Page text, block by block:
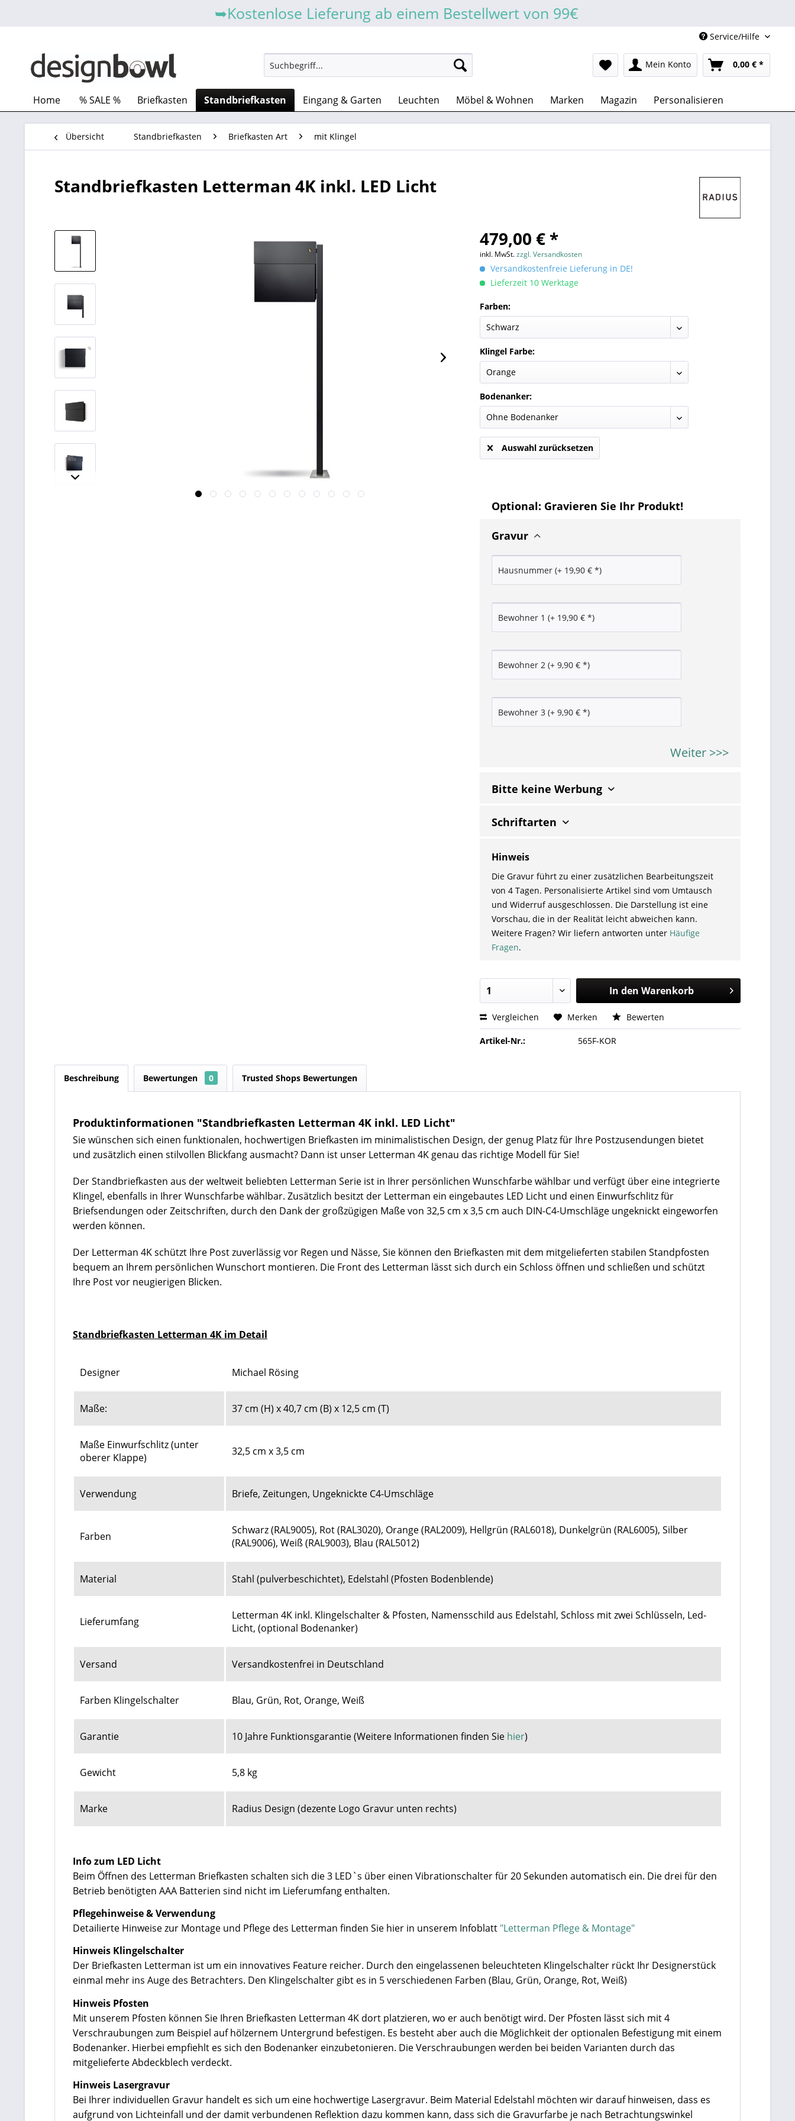
➥Kostenlose Lieferung ab einem Bestellwert von 99€
Service/Hilfe
Mein Konto 0,00 € *
Home % SALE % Briefkasten Standbriefkasten Eingang & Garten Leuchten Möbel & Wohnen Marken Magazin Personalisieren
Übersicht Standbriefkasten Briefkasten Art mit Klingel
Standbriefkasten Letterman 4K inkl. LED Licht
479,00 € *
inkl. MwSt.zzgl. Versandkosten
Versandkostenfreie Lieferung in DE!
Lieferzeit 10 Werktage
Farben:
Klingel Farbe:
Bodenanker:
Auswahl zurücksetzen
Optional: Gravieren Sie Ihr Produkt!
Gravur
Weiter >>>
Bitte keine Werbung
Schriftarten
Hinweis
Die Gravur führt zu einer zusätzlichen Bearbeitungszeit
von 4 Tagen. Personalisierte Artikel sind vom Umtausch
und Widerruf ausgeschlossen. Die Darstellung ist eine
Vorschau, die in der Realität leicht abweichen kann.
Weitere Fragen? Wir liefern antworten unter Häufige
Fragen.
In den Warenkorb
Vergleichen Merken Bewerten
Artikel-Nr.: 565F-KOR
Beschreibung Bewertungen 0 Trusted Shops Bewertungen
Produktinformationen "Standbriefkasten Letterman 4K inkl. LED Licht"
Sie wünschen sich einen funktionalen, hochwertigen Briefkasten im minimalistischen Design, der genug Platz für Ihre Postzusendungen bietet
und zusätzlich einen stilvollen Blickfang ausmacht? Dann ist unser Letterman 4K genau das richtige Modell für Sie!
Der Standbriefkasten aus der weltweit beliebten Letterman Serie ist in Ihrer persönlichen Wunschfarbe wählbar und verfügt über eine integrierte
Klingel, ebenfalls in Ihrer Wunschfarbe wählbar. Zusätzlich besitzt der Letterman ein eingebautes LED Licht und einen Einwurfschlitz für
Briefsendungen oder Zeitschriften, durch den Dank der großzügigen Maße von 32,5 cm x 3,5 cm auch DIN-C4-Umschläge ungeknickt eingeworfen
werden können.
Der Letterman 4K schützt Ihre Post zuverlässig vor Regen und Nässe, Sie können den Briefkasten mit dem mitgelieferten stabilen Standpfosten
bequem an Ihrem persönlichen Wunschort montieren. Die Front des Letterman lässt sich durch ein Schloss öffnen und schließen und schützt
Ihre Post vor neugierigen Blicken.
Standbriefkasten Letterman 4K im Detail
Designer Michael Rösing
Maße: 37 cm (H) x 40,7 cm (B) x 12,5 cm (T)
Maße Einwurfschlitz (unter
oberer Klappe)
32,5 cm x 3,5 cm
Verwendung Briefe, Zeitungen, Ungeknickte C4-Umschläge
Farben
Schwarz (RAL9005), Rot (RAL3020), Orange (RAL2009), Hellgrün (RAL6018), Dunkelgrün (RAL6005), Silber
(RAL9006), Weiß (RAL9003), Blau (RAL5012)
Material Stahl (pulverbeschichtet), Edelstahl (Pfosten Bodenblende)
Lieferumfang
Letterman 4K inkl. Klingelschalter & Pfosten, Namensschild aus Edelstahl, Schloss mit zwei Schlüsseln, Led-
Licht, (optional Bodenanker)
Versand Versandkostenfrei in Deutschland
Farben Klingelschalter Blau, Grün, Rot, Orange, Weiß
Garantie 10 Jahre Funktionsgarantie(Weitere Informationen finden Sie hier)
Gewicht 5,8 kg
Marke Radius Design (dezente Logo Gravur unten rechts)
Info zum LED Licht
Beim Öffnen des Letterman Briefkasten schalten sich die 3 LED`s über einen Vibrationschalter für 20 Sekunden automatisch ein. Die drei für den
Betrieb benötigten AAA Batterien sind nicht im Lieferumfang enthalten.
Pflegehinweise & Verwendung
Detailierte Hinweise zur Montage und Pflege des Letterman finden Sie hier in unserem Infoblatt "Letterman Pflege & Montage"
Hinweis Klingelschalter
Der Briefkasten Letterman ist um ein innovatives Feature reicher. Durch den eingelassenen beleuchteten Klingelschalter rückt Ihr Designerstück
einmal mehr ins Auge des Betrachters. Den Klingelschalter gibt es in 5 verschiedenen Farben (Blau, Grün, Orange, Rot, Weiß)
Hinweis Pfosten
Mit unserem Pfosten können Sie Ihren Briefkasten Letterman 4K dort platzieren, wo er auch benötigt wird. Der Pfosten lässt sich mit 4
Verschraubungen zum Beispiel auf hölzernem Untergrund befestigen. Es besteht aber auch die Möglichkeit der optionalen Befestigung mit einem
Bodenanker. Hierbei empfiehlt es sich den Bodenanker einzubetonieren. Die Verschraubungen werden bei beiden Varianten durch das
mitgelieferte Abdeckblech verdeckt.
Hinweis Lasergravur
Bei Ihrer individuellen Gravur handelt es sich um eine hochwertige Lasergravur. Beim Material Edelstahl möchten wir darauf hinweisen, dass es
aufgrund von Lichteinfall und der damit verbundenen Reflektion dazu kommen kann, dass sich die Gravurfarbe je nach Betrachtungswinkel